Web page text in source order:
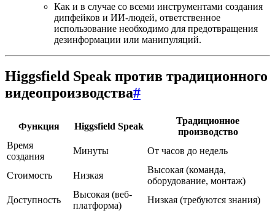
Как и в случае со всеми инструментами создания
дипфейков и ИИ-людей, ответственное
использование необходимо для предотвращения
дезинформации или манипуляций.
Higgsfield Speak против традиционного
видеопроизводства#
Функция Higgsfield Speak
Традиционное
производство
Время
создания
Минуты От часов до недель
Стоимость Низкая
Высокая (команда,
оборудование, монтаж)
Доступность
Высокая (веб-
платформа)
Низкая (требуются знания)